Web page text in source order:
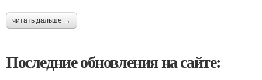
читать дальше →
Последние обновления на сайте: